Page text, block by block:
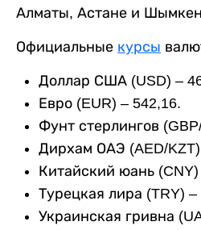
Алматы, Астане и
Официальные курсы
Доллар США (USD) –
Евро (EUR) – 542,16.
Фунт стерлингов
Дирхам ОАЭ (AED/KZT)
Китайский юань (CNY)
Турецкая лира (TRY) –
Украинская гривна